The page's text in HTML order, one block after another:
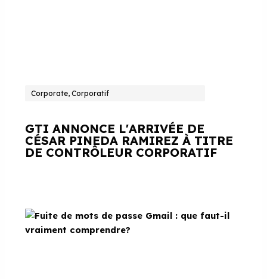
Corporate, Corporatif
GTI ANNONCE L'ARRIVÉE DE
CÉSAR PINEDA RAMIREZ À TITRE
DE CONTRÔLEUR CORPORATIF